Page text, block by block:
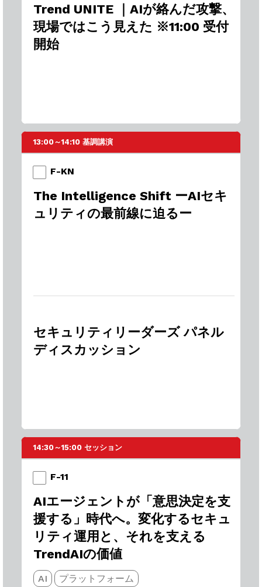
Trend UNITE ｜AIが絡んだ攻撃、
現場ではこう見えた ※11:00 受付
開始
13:00～14:10 基調講演
The Intelligence Shift ーAIセキ
ュリティの最前線に迫るー
セキュリティリーダーズ パネル
ディスカッション
F-KN
14:30～15:00 セッション
AIエージェントが「意思決定を支
援する」時代へ。​変化するセキュ
リティ運用と、それを支える
TrendAIの価値​
AI プラットフォーム
F-11